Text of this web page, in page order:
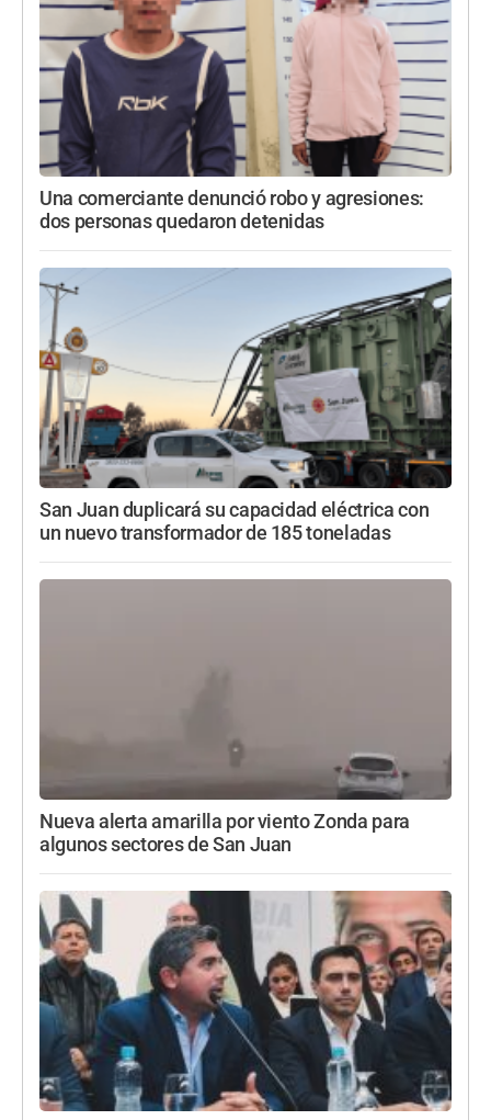
Una comerciante denunció robo y agresiones:
dos personas quedaron detenidas
San Juan duplicará su capacidad eléctrica con
un nuevo transformador de 185 toneladas
Nueva alerta amarilla por viento Zonda para
algunos sectores de San Juan